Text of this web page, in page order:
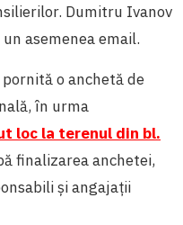
Dumitru Ivanov
asemenea email.
o anchetă de
în urma
loc la terenul din bl.
finalizarea anchetei,
și angajații